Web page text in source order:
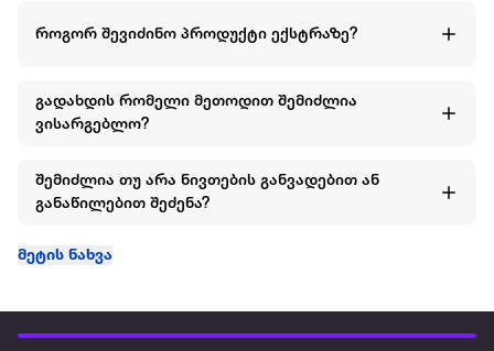
როგორ შევიძინო პროდუქტი ექსტრაზე?
გადახდის რომელი მეთოდით შემიძლია
ვისარგებლო?
შემიძლია თუ არა ნივთების განვადებით ან
განაწილებით შეძენა?
მეტის ნახვა